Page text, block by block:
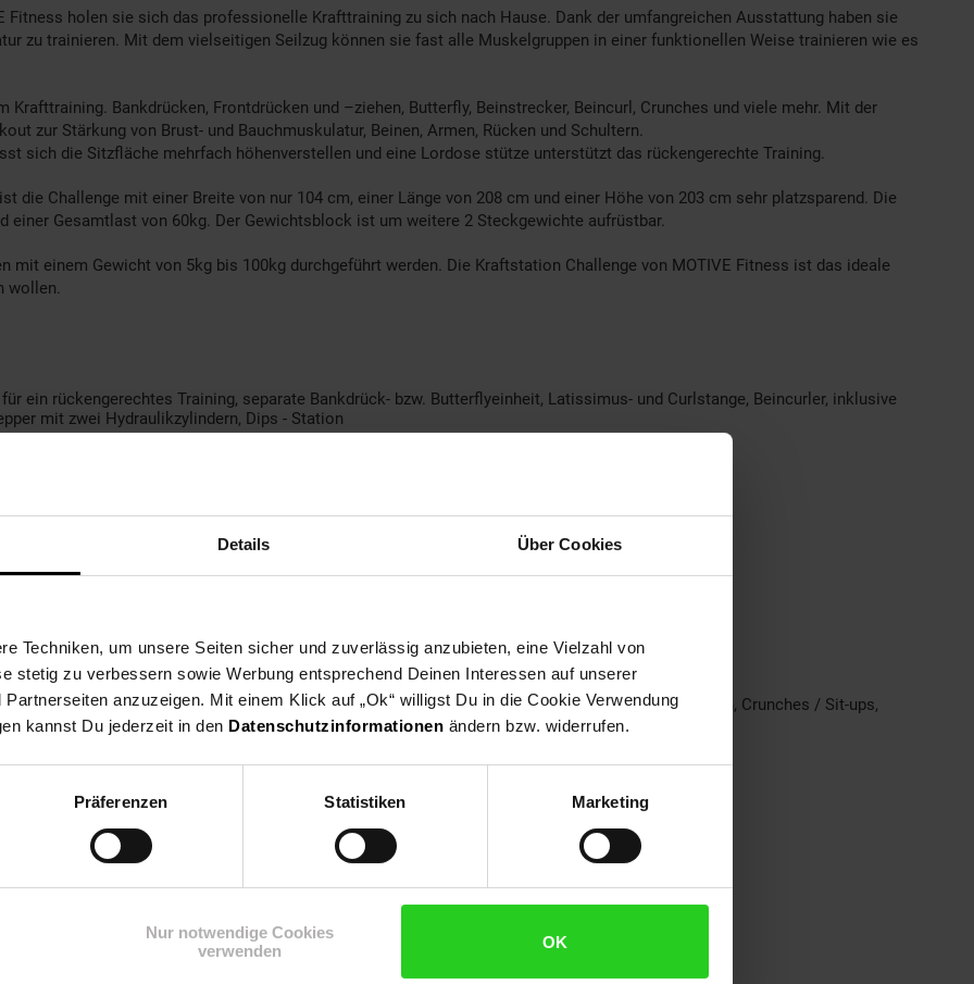
Details Über Cookies
Techniken, um unsere Seiten sicher und zuverlässig anzubieten, eine Vielzahl von
stetig zu verbessern sowie Werbung entsprechend Deinen Interessen auf unserer
anzuzeigen. Mit einem Klick auf „Ok“ willigst Du in die Cookie Verwendung
kannst Du jederzeit in den Datenschutzinformationen ändern bzw. widerrufen.
Präferenzen Statistiken Marketing
Nur notwendige Cookies
verwenden
OK
holen sie sich das professionelle Krafttraining zu sich nach Hause. Dank der umfangreichen Ausstattung haben sie
zu trainieren. Mit dem vielseitigen Seilzug können sie fast alle Muskelgruppen in einer funktionellen Weise trainieren wie es
Bankdrücken, Frontdrücken und –ziehen, Butterfly, Beinstrecker, Beincurl, Crunches und viele mehr. Mit der
zur Stärkung von Brust- und Bauchmuskulatur, Beinen, Armen, Rücken und Schultern.
sich die Sitzfläche mehrfach höhenverstellen und eine Lordose stütze unterstützt das rückengerechte Training.
die Challenge mit einer Breite von nur 104 cm, einer Länge von 208 cm und einer Höhe von 203 cm sehr platzsparend. Die
einer Gesamtlast von 60kg. Der Gewichtsblock ist um weitere 2 Steckgewichte aufrüstbar.
mit einem Gewicht von 5kg bis 100kg durchgeführt werden. Die Kraftstation Challenge von MOTIVE Fitness ist das ideale
wollen.
ein rückengerechtes Training, separate Bankdrück- bzw. Butterflyeinheit, Latissimus- und Curlstange, Beincurler, inklusive
mit zwei Hydraulikzylindern, Dips - Station
aufrüstbar um maximal 2, weitere
der Übung von ca. 5 kg bis 100
Frontdrücken, Frontziehen, Nackenziehen, Butterfly, Beinstrecke, Beincurl, Aufrechtes Rudern, Crunches / Sit-ups,